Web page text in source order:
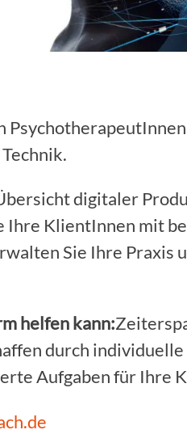
digitaler
Ihre KlientInnen mit
Sie Ihre Praxis
helfen kann:
durch
Aufgaben für Ihre